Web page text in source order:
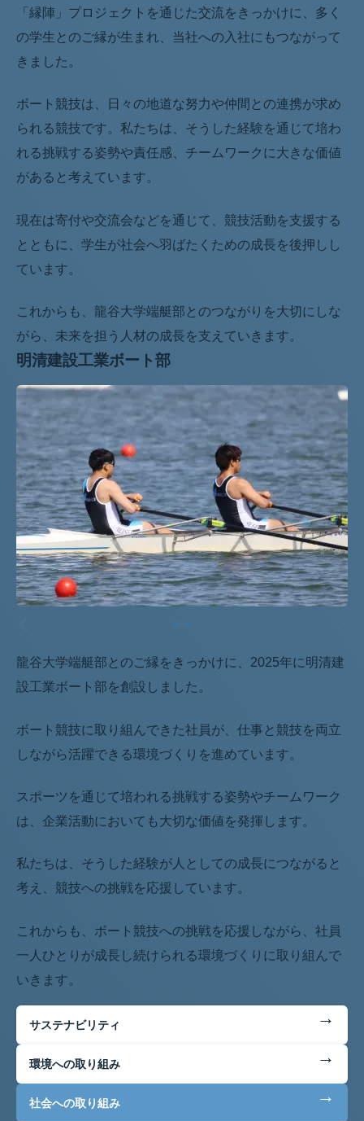
サステナビリティ ←
環境への取り組み ←
社会への取り組み ←
「縁陣」プロジェクトを通じた交流をきっかけに、多く
の学生とのご縁が生まれ、当社への入社にもつながって
きました。
ボート競技は、日々の地道な努力や仲間との連携が求め
られる競技です。私たちは、そうした経験を通じて培わ
れる挑戦する姿勢や責任感、チームワークに大きな価値
があると考えています。
現在は寄付や交流会などを通じて、競技活動を支援する
とともに、学生が社会へ羽ばたくための成長を後押しし
ています。
これからも、龍谷大学端艇部とのつながりを大切にしな
がら、未来を担う人材の成長を支えていきます。
明清建設工業ボート部
龍谷大学端艇部とのご縁をきっかけに、2025年に明清建
設工業ボート部を創設しました。
ボート競技に取り組んできた社員が、仕事と競技を両立
しながら活躍できる環境づくりを進めています。
スポーツを通じて培われる挑戦する姿勢やチームワーク
は、企業活動においても大切な価値を発揮します。
私たちは、そうした経験が人としての成長につながると
考え、競技への挑戦を応援しています。
これからも、ボート競技への挑戦を応援しながら、社員
一人ひとりが成長し続けられる環境づくりに取り組んで
いきます。